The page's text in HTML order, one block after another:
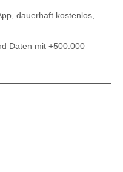
dauerhaft kostenlos,
Daten mit +500.000